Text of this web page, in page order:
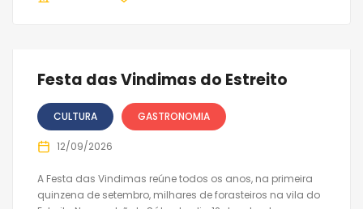
Festa das Vindimas do Estreito
CULTURA GASTRONOMIA
12/09/2026
A Festa das Vindimas reúne todos os anos, na primeira
quinzena de setembro, milhares de forasteiros na vila do